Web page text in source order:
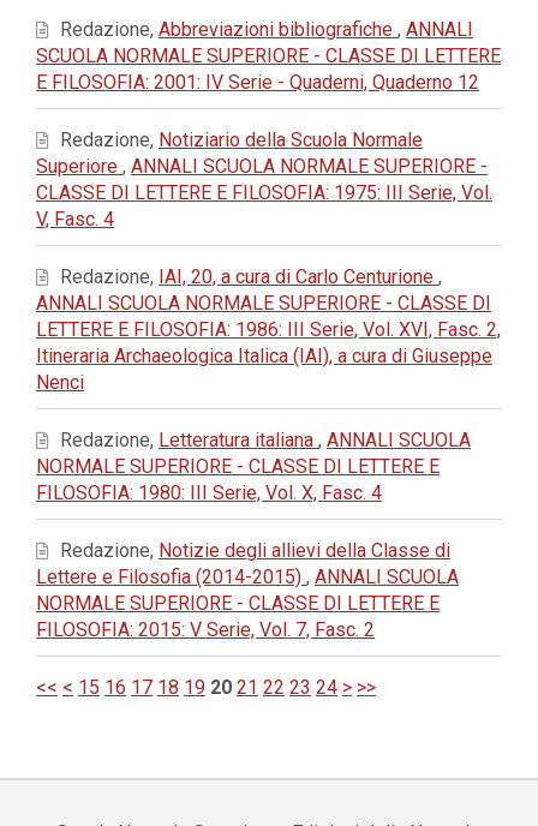
Redazione, Abbreviazioni bibliografiche , ANNALI
SCUOLA NORMALE SUPERIORE - CLASSE DI LETTERE
E FILOSOFIA: 2001: IV Serie - Quaderni, Quaderno 12
Redazione, Notiziario della Scuola Normale
Superiore , ANNALI SCUOLA NORMALE SUPERIORE -
CLASSE DI LETTERE E FILOSOFIA: 1975: III Serie, Vol.
V, Fasc. 4
Redazione, IAI, 20, a cura di Carlo Centurione ,
ANNALI SCUOLA NORMALE SUPERIORE - CLASSE DI
LETTERE E FILOSOFIA: 1986: III Serie, Vol. XVI, Fasc. 2,
Itineraria Archaeologica Italica (IAI), a cura di Giuseppe
Nenci
Redazione, Letteratura italiana , ANNALI SCUOLA
NORMALE SUPERIORE - CLASSE DI LETTERE E
FILOSOFIA: 1980: III Serie, Vol. X, Fasc. 4
Redazione, Notizie degli allievi della Classe di
Lettere e Filosofia (2014-2015) , ANNALI SCUOLA
NORMALE SUPERIORE - CLASSE DI LETTERE E
FILOSOFIA: 2015: V Serie, Vol. 7, Fasc. 2
<< < 15 16 17 18 19 20 21 22 23 24 > >>